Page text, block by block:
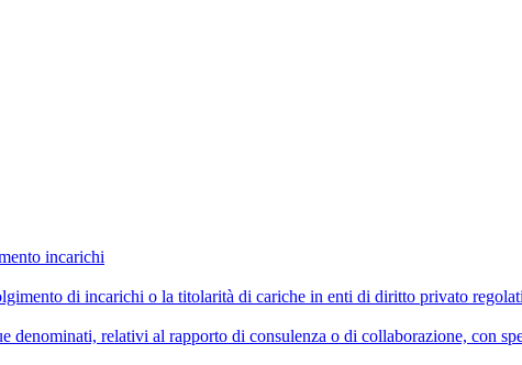
incarichi
di incarichi o la titolarità di cariche in enti di diritto privato
relativi al rapporto di consulenza o di collaborazione, con